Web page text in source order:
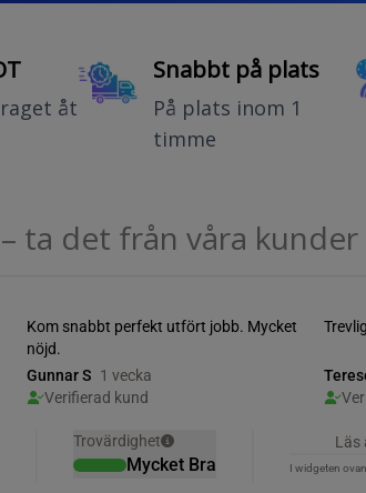
åt
Snabbt på plats
På plats inom 1
timme
ta det från våra kunder